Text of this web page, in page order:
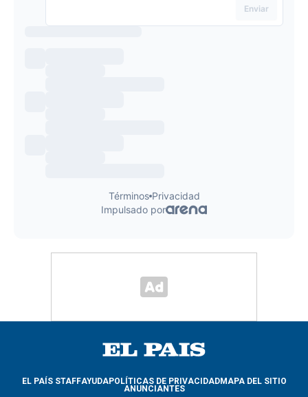
EL PAÍS STAFFAYUDAPOLÍTICAS DE PRIVACIDADMAPA DEL SITIO
ANUNCIANTES